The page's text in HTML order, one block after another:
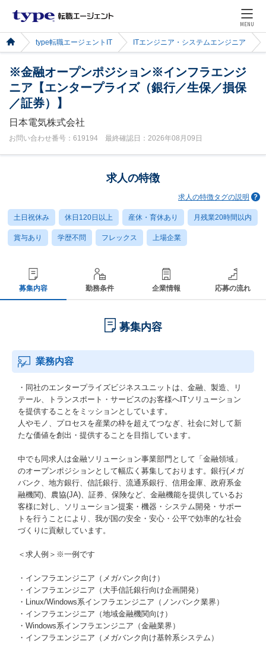
MENU
type転職エージェントIT ITエンジニア・システムエンジニア
※金融オープンポジション※インフラエンジ
ニア【エンタープライズ（銀行／生保／損保
／証券）】
日本電気株式会社
お問い合わせ番号：619194 最終確認日：2026年08月09日
求人の特徴
求人の特徴タグの説明
土日祝休み 休日120日以上 産休・育休あり 月残業20時間以内
賞与あり 学歴不問 フレックス 上場企業
募集内容 勤務条件 企業情報 応募の流れ
募集内容
業務内容
・同社のエンタープライズビジネスユニットは、金融、製造、リ
テール、トランスポート・サービスのお客様へITソリューション
を提供することをミッションとしています。
人やモノ、プロセスを産業の枠を超えてつなぎ、社会に対して新
たな価値を創出・提供することを目指しています。
中でも同求人は金融ソリューション事業部門として「金融領域」
のオープンポジションとして幅広く募集しております。銀行(メガ
バンク、地方銀行、信託銀行、流通系銀行、信用金庫、政府系金
融機関)、農協(JA)、証券、保険など、金融機能を提供しているお
客様に対し、ソリューション提案・機器・システム開発・サポー
トを行うことにより、我が国の安全・安心・公平で効率的な社会
づくりに貢献しています。
＜求人例＞※一例です
・インフラエンジニア（メガバンク向け）
・インフラエンジニア（大手信託銀行向け企画開発）
・Linux/Windows系インフラエンジニア（ノンバンク業界）
・インフラエンジニア（地域金融機関向け）
・Windows系インフラエンジニア（金融業界）
・インフラエンジニア（メガバンク向け基幹系システム）